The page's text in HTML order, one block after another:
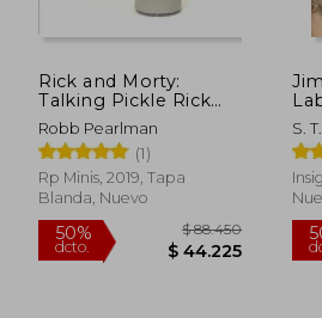
15%
dcto.
$ 18.000
Rick and Morty:
Talking Pickle Rick
(en Inglés)
Robb Pearlman
(1)
Rp Minis, 2019, Tapa
Blanda, Nuevo
S.